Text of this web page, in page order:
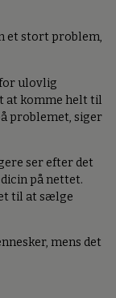
et stort problem,
ulovlig
at komme helt til
problemet, siger
ser efter det
på nettet.
til at sælge
mens det